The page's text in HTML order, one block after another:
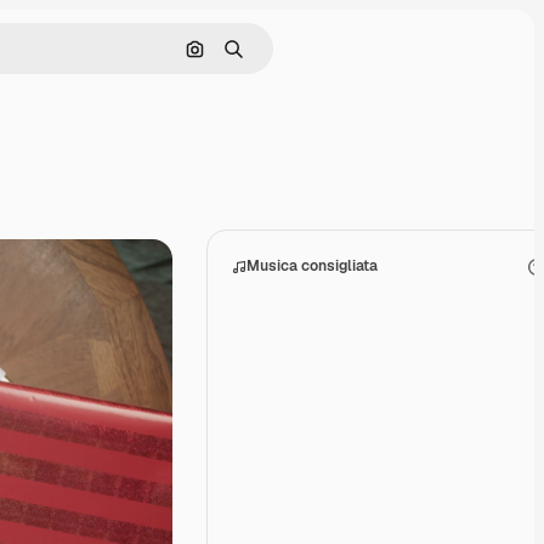
Cerca per immagine
Ricerca
Musica consigliata